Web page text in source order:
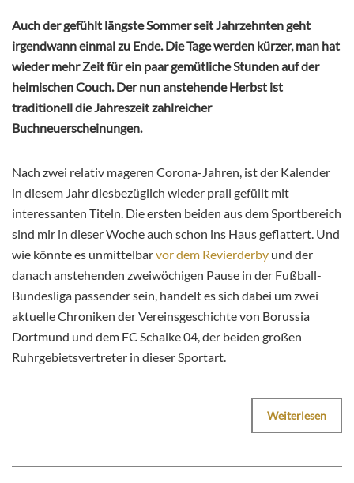
Auch der gefühlt längste Sommer seit Jahrzehnten geht
irgendwann einmal zu Ende. Die Tage werden kürzer, man hat
wieder mehr Zeit für ein paar gemütliche Stunden auf der
heimischen Couch. Der nun anstehende Herbst ist
traditionell die Jahreszeit zahlreicher
Buchneuerscheinungen.
Nach zwei relativ mageren Corona-Jahren, ist der Kalender
in diesem Jahr diesbezüglich wieder prall gefüllt mit
interessanten Titeln. Die ersten beiden aus dem Sportbereich
sind mir in dieser Woche auch schon ins Haus geflattert. Und
wie könnte es unmittelbarvor dem Revierderby und der
danach anstehenden zweiwöchigen Pause in der Fußball-
Bundesliga passender sein, handelt es sich dabei um zwei
aktuelle Chroniken der Vereinsgeschichte von Borussia
Dortmund und dem FC Schalke 04, der beiden großen
Ruhrgebietsvertreter in dieser Sportart.
Weiterlesen